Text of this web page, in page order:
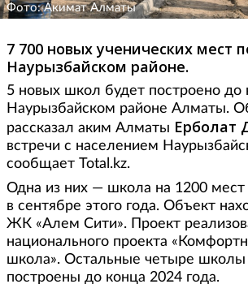
Фото: Акимат Алматы
7 700 новых ученических мест
Наурызбайском районе.
5 новых школ будет построено до
Наурызбайском районе Алматы.
рассказал аким Алматы Ерболат
встречи с населением
сообщает Total.kz.
Одна из них — школа на 1200 мест
в сентябре этого года. Объект
ЖК «Алем Сити». Проект
национального проекта
школа». Остальные четыре школы
построены до конца 2024 года.